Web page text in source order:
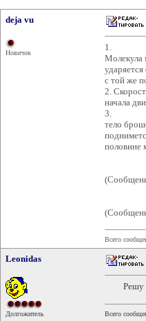
deja vu
Новичок
1.
Молекула
с той же
2.
начала
3.
тело
половине
Всего
Leonidas
Долгожитель
Решу за
Всего